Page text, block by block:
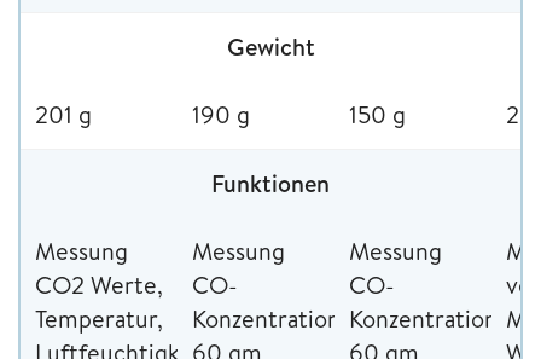
Gewicht
201 g 190 g 150 g
Funktionen
Messung
CO2 Werte,
Temperatur,
Luftfeuchtigkeit,
Messung
CO-
Konzentration,
60 qm
Messung
CO-
Konzentration,
60 qm